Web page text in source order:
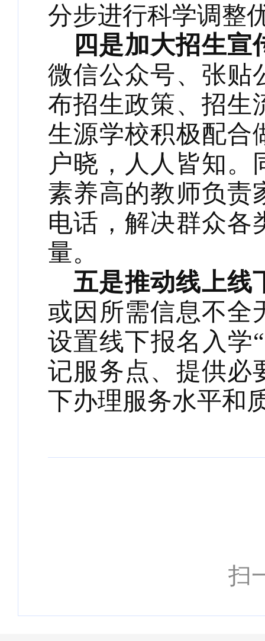
分步进行科学调整
四是加大招生宣
微信公众号、张贴
布招生政策、招生
生源学校积极配合
户晓，人人皆知
素养高的教师负责
电话，解决群众各
量。
五是推动线上线
或因所需信息不全
设置线下报名入学
记服务点、提供必
下办理服务水平和
扫